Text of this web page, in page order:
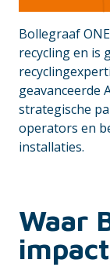
Bollegraaf
recycling en is
geavanceerde
strategische
operators en
installaties.
Waar